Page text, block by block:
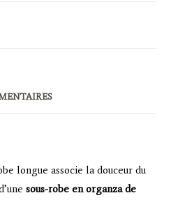
longue associe la douceur du
sous-robe en organza de